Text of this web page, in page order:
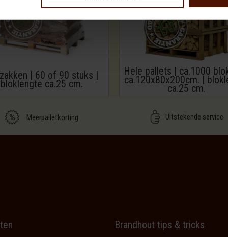
| 60 of 90 stuks |
bloklengte ca.25 cm.
Hele pallets | ca.1000
ca.120x80x200cm. |
ca.25 cm.
Meerpalletkorting Uitstekende service
Brandhout tips & tricks